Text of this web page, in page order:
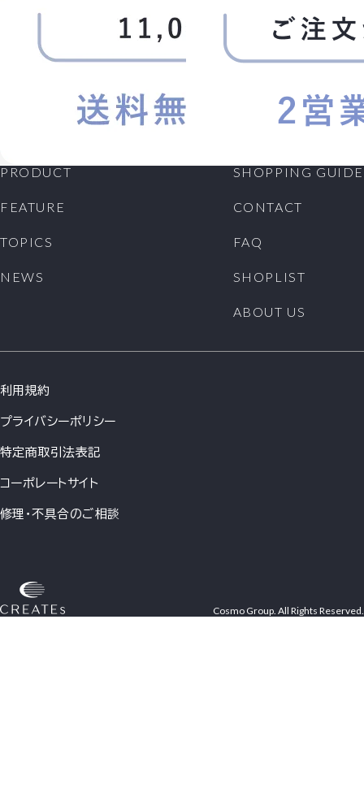
PRODUCT
FEATURE
TOPICS
NEWS
SHOPPING GUIDE
CONTACT
FAQ
SHOPLIST
ABOUT US
利用規約
プライバシーポリシー
特定商取引法表記
コーポレートサイト
修理・不具合のご相談
Cosmo Group. All Rights Reserved.